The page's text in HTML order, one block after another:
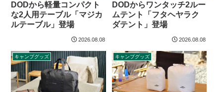
DODから軽量コンパクト
な2人用テーブル「マジカ
ルテーブル」登場
2026.08.08
DODからワンタッチ2ルー
ムテント「フタヘヤラク
ダテント」登場
2026.08.08
キャンプグッズ キャンプグッズ